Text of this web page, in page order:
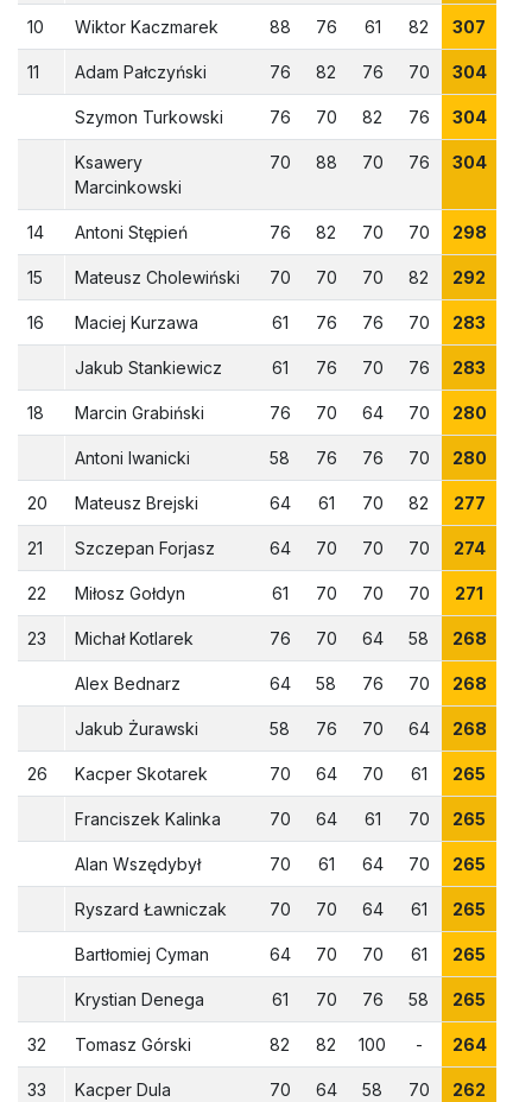
10 Wiktor Kaczmarek 88 76 61 82 307
11 Adam Pałczyński 76 82 76 70 304
Szymon Turkowski 76 70 82 76 304
Ksawery
Marcinkowski
70 88 70 76 304
14 Antoni Stępień 76 82 70 70 298
15 Mateusz Cholewiński 70 70 70 82 292
16 Maciej Kurzawa 61 76 76 70 283
Jakub Stankiewicz 61 76 70 76 283
18 Marcin Grabiński 76 70 64 70 280
Antoni Iwanicki 58 76 76 70 280
20 Mateusz Brejski 64 61 70 82 277
21 Szczepan Forjasz 64 70 70 70 274
22 Miłosz Gołdyn 61 70 70 70 271
23 Michał Kotlarek 76 70 64 58 268
Alex Bednarz 64 58 76 70 268
Jakub Żurawski 58 76 70 64 268
26 Kacper Skotarek 70 64 70 61 265
Franciszek Kalinka 70 64 61 70 265
Alan Wszędybył 70 61 64 70 265
Ryszard Ławniczak 70 70 64 61 265
Bartłomiej Cyman 64 70 70 61 265
Krystian Denega 61 70 76 58 265
32 Tomasz Górski 82 82 100 - 264
33 Kacper Dula 70 64 58 70 262